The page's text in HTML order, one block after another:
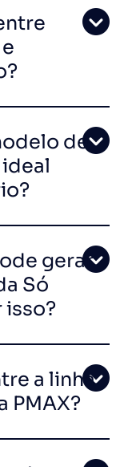
de
gerar
Só
isso?
a linha
PMAX?